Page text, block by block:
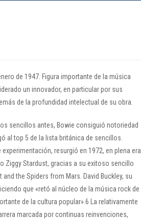
de 1947. Figura importante de la música
un innovador, en particular por sus
de la profundidad intelectual de su obra.
sencillos antes, Bowie consiguió notoriedad
al top 5 de la lista británica de sencillos.
resurgió en 1972, en plena era
Ziggy Stardust, gracias a su exitoso sencillo
the Spiders from Mars. David Buckley, su
que «retó al núcleo de la música rock de
de la cultura popular».6 La relativamente
marcada por continuas reinvenciones,